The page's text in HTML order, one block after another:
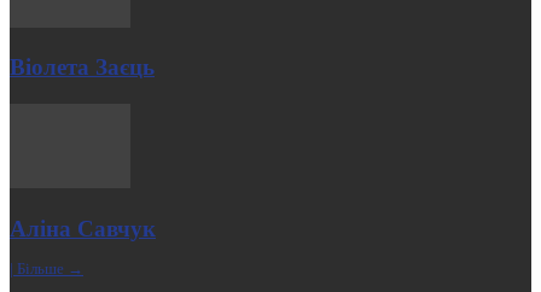
Віолета Заєць
Аліна Савчук
| Більше →